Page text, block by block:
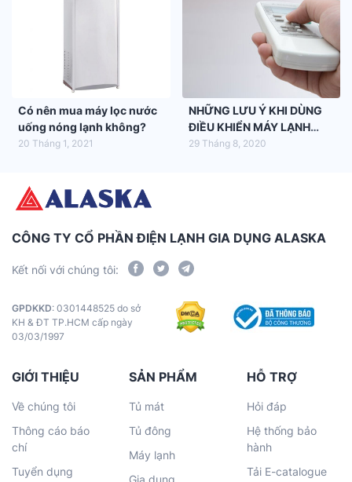
Có nên mua máy lọc nước
uống nóng lạnh không?
20 Tháng 1, 2021
NHỮNG LƯU Ý KHI DÙNG
ĐIỀU KHIỂN MÁY LẠNH
ALASKA
29 Tháng 8, 2020
CÔNG TY CỔ PHẦN ĐIỆN LẠNH GIA DỤNG ALASKA
Kết nối với chúng tôi:
GPDKKD: 0301448525 do sở
KH & ĐT TP.HCM cấp ngày
03/03/1997
GIỚI THIỆU
Về chúng tôi
Thông cáo báo
chí
Tuyển dụng
SẢN PHẨM
Tủ mát
Tủ đông
Máy lạnh
Gia dụng
HỖ TRỢ
Hỏi đáp
Hệ thống bảo
hành
Tải E-catalogue